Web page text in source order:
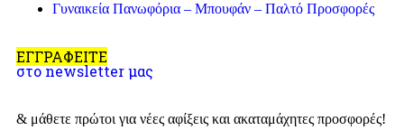
Γυναικεία Πανωφόρια – Μπουφάν – Παλτό Προσφορές
ΕΓΓΡΑΦΕΙΤΕ
στο newsletter μας
& μάθετε πρώτοι για νέες αφίξεις και ακαταμάχητες προσφορές!